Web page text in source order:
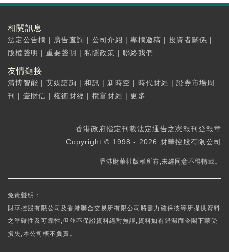
相關訊息
法定公告欄 | 廣告查詢 | 公司介紹 | 專欄邀稿 | 投資者關係 |
版權聲明 | 重要聲明 | 私隱政策 | 聯絡我們
友情鏈接
清博智能 | 艾媒諮詢 | 和訊 | 新時空 | 時代財經 | 證券市場周
刊
| 壹財信 | 權衡財經 | 攬富財經 | 更多...
香港政府指定刊載法定通告之憲報刊登報章
Copyright © 1998 - 2026 財華控股有限公司
香港財華社版權所有,未經同意不得轉載。
免責聲明：
財華控股有限公司及香港聯合交易所有限公司將盡力確保彼等所提供資料
之準確性及可靠性,但並不保證資料絕對無誤,資料如有錯漏而令閣下蒙受
損失,本公司概不負責。